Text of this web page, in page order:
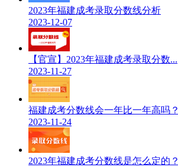
2023年福建成考录取分数线分析
2023-12-07
【官宣】2023年福建成考录取分数...
2023-11-27
福建成考分数线会一年比一年高吗？
2023-11-24
2023年福建成考分数线是怎么定的？